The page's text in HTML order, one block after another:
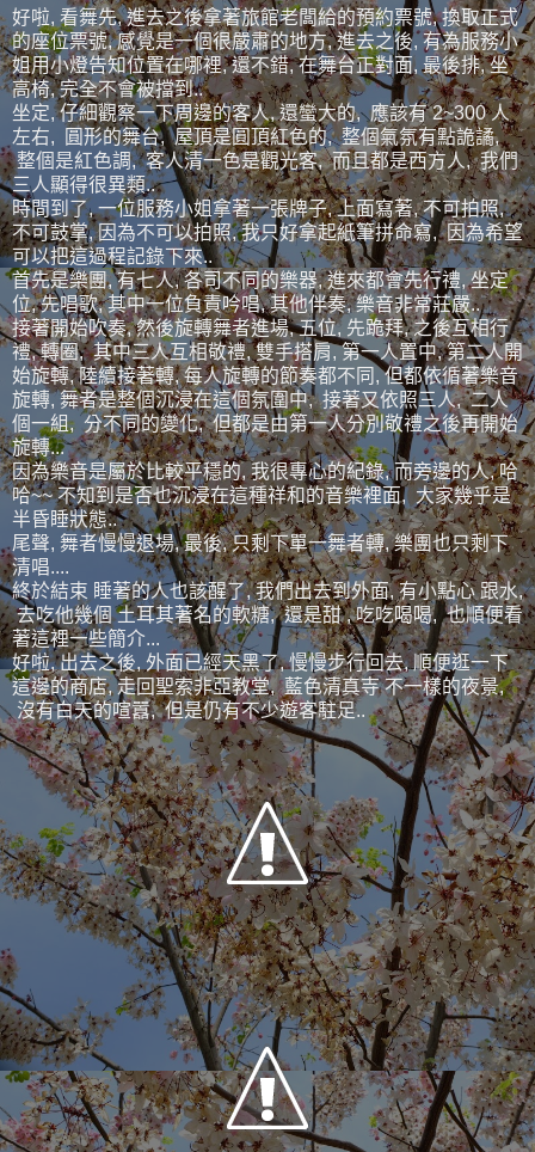
好啦, 看舞先, 進去之後拿著旅館老闆給的預約票號, 換取正式
的座位票號, 感覺是一個很嚴肅的地方, 進去之後, 有為服務小
姐用小燈告知位置在哪裡, 還不錯, 在舞台正對面, 最後排, 坐
高椅, 完全不會被擋到..
坐定, 仔細觀察一下周邊的客人, 還蠻大的, 應該有 2~300 人
左右, 圓形的舞台, 屋頂是圓頂紅色的, 整個氣氛有點詭譎,
整個是紅色調, 客人清一色是觀光客, 而且都是西方人, 我們
三人顯得很異類..
時間到了, 一位服務小姐拿著一張牌子, 上面寫著, 不可拍照,
不可鼓掌, 因為不可以拍照, 我只好拿起紙筆拼命寫, 因為希望
可以把這過程記錄下來..
首先是樂團, 有七人, 各司不同的樂器, 進來都會先行禮, 坐定
位, 先唱歌, 其中一位負責吟唱, 其他伴奏, 樂音非常莊嚴..
接著開始吹奏, 然後旋轉舞者進場, 五位, 先跪拜, 之後互相行
禮, 轉圈, 其中三人互相敬禮, 雙手搭肩, 第一人置中, 第二人開
始旋轉, 陸續接著轉, 每人旋轉的節奏都不同, 但都依循著樂音
旋轉, 舞者是整個沉浸在這個氛圍中, 接著又依照三人, 二人
個一組, 分不同的變化, 但都是由第一人分別敬禮之後再開始
旋轉...
因為樂音是屬於比較平穩的, 我很專心的紀錄, 而旁邊的人, 哈
哈~~ 不知到是否也沉浸在這種祥和的音樂裡面, 大家幾乎是
半昏睡狀態..
尾聲, 舞者慢慢退場, 最後, 只剩下單一舞者轉, 樂團也只剩下
清唱....
終於結束 睡著的人也該醒了, 我們出去到外面, 有小點心 跟水,
去吃他幾個 土耳其著名的軟糖, 還是甜 , 吃吃喝喝, 也順便看
著這裡一些簡介...
好啦, 出去之後, 外面已經天黑了, 慢慢步行回去, 順便逛一下
這邊的商店, 走回聖索非亞教堂, 藍色清真寺 不一樣的夜景,
沒有白天的喧囂, 但是仍有不少遊客駐足..